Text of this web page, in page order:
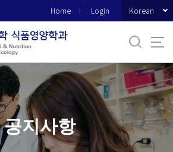
Home Login Korean
공지사항